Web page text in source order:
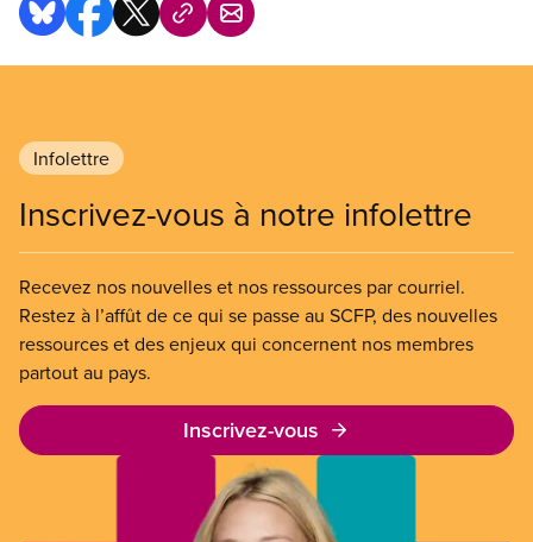
Infolettre
Inscrivez-vous à notre infolettre
Recevez nos nouvelles et nos ressources par courriel.
Restez à l’affût de ce qui se passe au SCFP, des nouvelles
ressources et des enjeux qui concernent nos membres
partout au pays.
Inscrivez-vous